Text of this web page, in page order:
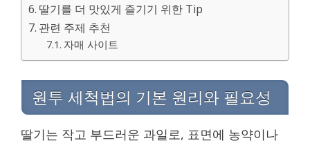
딸기를 더 맛있게 즐기기 위한 Tip
관련 주제 추천
자매 사이트
원투 세척법의 기본 원리와 필요성
딸기는 작고 부드러운 과일로, 표면에 농약이나